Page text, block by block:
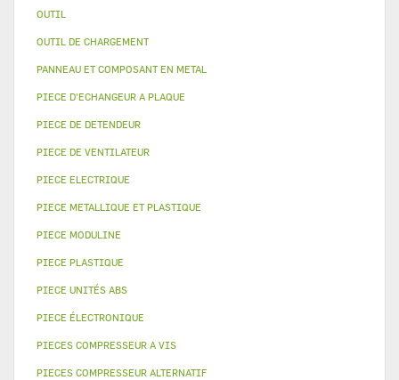
OUTIL
OUTIL DE CHARGEMENT
PANNEAU ET COMPOSANT EN METAL
PIECE D'ECHANGEUR A PLAQUE
PIECE DE DETENDEUR
PIECE DE VENTILATEUR
PIECE ELECTRIQUE
PIECE METALLIQUE ET PLASTIQUE
PIECE MODULINE
PIECE PLASTIQUE
PIECE UNITÉS ABS
PIECE ÉLECTRONIQUE
PIECES COMPRESSEUR A VIS
PIECES COMPRESSEUR ALTERNATIF